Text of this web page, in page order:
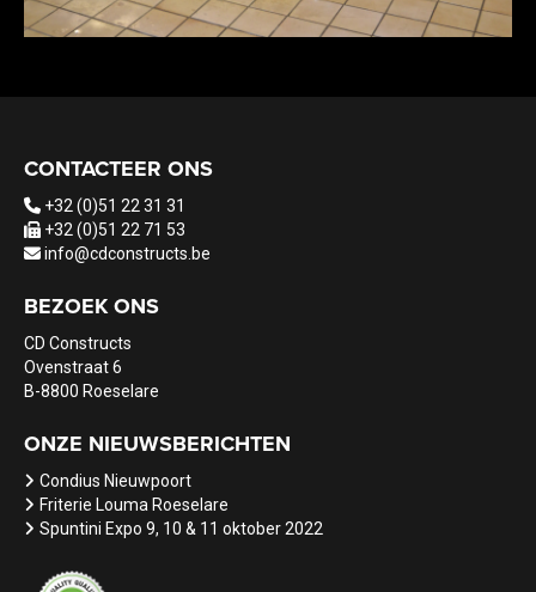
CONTACTEER ONS
+32 (0)51 22 31 31
+32 (0)51 22 71 53
info@cdconstructs.be
BEZOEK ONS
CD Constructs
Ovenstraat 6
B-8800 Roeselare
ONZE NIEUWSBERICHTEN
Condius Nieuwpoort
Friterie Louma Roeselare
Spuntini Expo 9, 10 & 11 oktober 2022